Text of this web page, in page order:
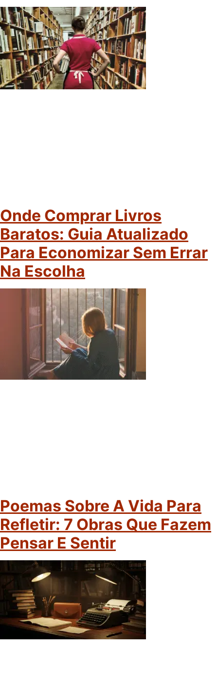
Onde Comprar Livros
Baratos: Guia Atualizado
Para Economizar Sem Errar
Na Escolha
Poemas Sobre A Vida Para
Refletir: 7 Obras Que Fazem
Pensar E Sentir